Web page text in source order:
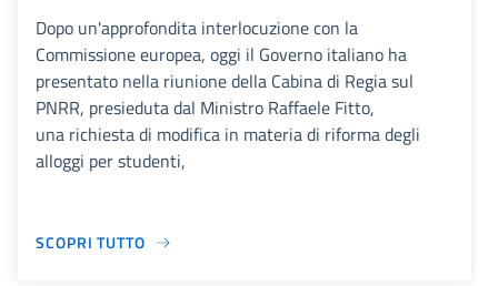
Dopo un'approfondita interlocuzione con la
Commissione europea, oggi il Governo italiano ha
presentato nella riunione della Cabina di Regia sul
PNRR, presieduta dal Ministro Raffaele Fitto,
una richiesta di modifica in materia di riforma degli
alloggi per studenti,
SCOPRI TUTTO